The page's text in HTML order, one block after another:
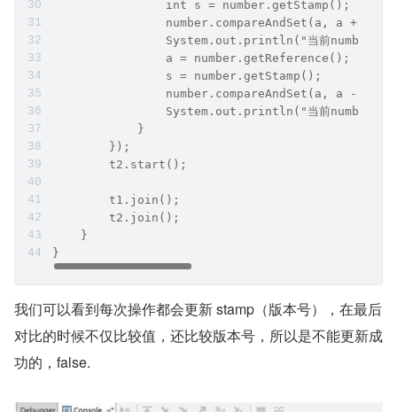
                int s = number.getStamp();
number.compareAndSet(a, a + 1,
System.out.println("当前number:"
                a = number.getReference();
                s = number.getStamp();
number.compareAndSet(a, a - 1,
System.out.println("当前number:"
            }
        });
        t2.start();
        t1.join();
        t2.join();
    }
}
我们可以看到每次操作都会更新 stamp（版本号），在最后
对比的时候不仅比较值，还比较版本号，所以是不能更新成
功的，false.